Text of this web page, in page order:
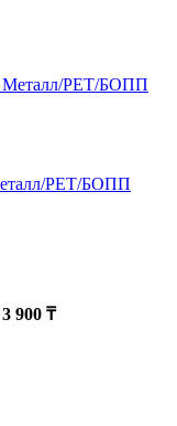
PET/БОПП
3 900 ₸